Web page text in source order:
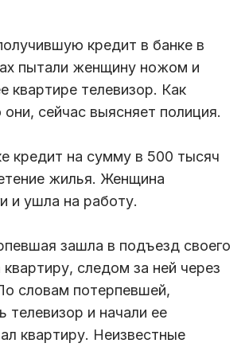
кредит в банке в
пытали женщину ножом и
квартире телевизор. Как
сейчас выясняет полиция.
кредит на сумму в 500 тысяч
жилья. Женщина
и ушла на работу.
зашла в подъезд своего
следом за ней через
словам потерпевшей,
и начали ее
квартиру. Неизвестные